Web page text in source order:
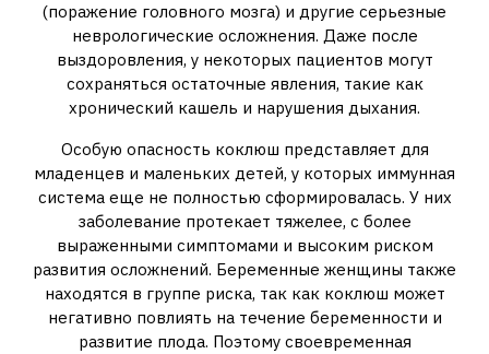
(поражение головного мозга) и другие серьезные
неврологические осложнения. Даже после
выздоровления, у некоторых пациентов могут
сохраняться остаточные явления, такие как
хронический кашель и нарушения дыхания.
Особую опасность коклюш представляет для
младенцев и маленьких детей, у которых иммунная
система еще не полностью сформировалась. У них
заболевание протекает тяжелее, с более
выраженными симптомами и высоким риском
развития осложнений. Беременные женщины также
находятся в группе риска, так как коклюш может
негативно повлиять на течение беременности и
развитие плода. Поэтому своевременная